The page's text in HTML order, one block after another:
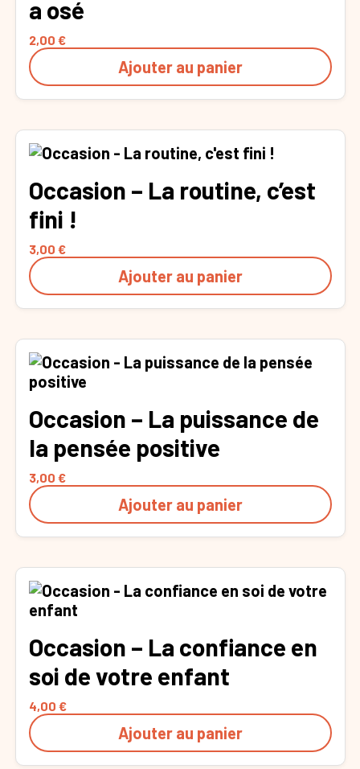
a osé
2,00 €
Ajouter au panier
Occasion – La routine, c’est
fini !
3,00 €
Ajouter au panier
Occasion – La puissance de
la pensée positive
3,00 €
Ajouter au panier
Occasion – La confiance en
soi de votre enfant
4,00 €
Ajouter au panier